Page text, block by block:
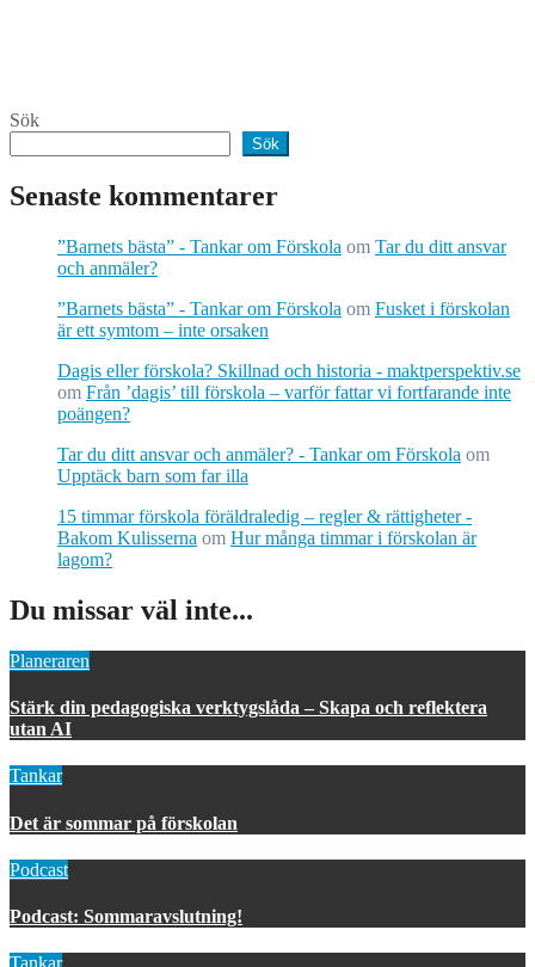
Sök
Sök
Senaste kommentarer
”Barnets bästa” - Tankar om Förskola om Tar du ditt ansvar
och anmäler?
”Barnets bästa” - Tankar om Förskola om Fusket i förskolan
är ett symtom – inte orsaken
Dagis eller förskola? Skillnad och historia - maktperspektiv.se
om Från ’dagis’ till förskola – varför fattar vi fortfarande inte
poängen?
Tar du ditt ansvar och anmäler? - Tankar om Förskola om
Upptäck barn som far illa
15 timmar förskola föräldraledig – regler & rättigheter -
Bakom Kulisserna om Hur många timmar i förskolan är
lagom?
Du missar väl inte...
Planeraren
Stärk din pedagogiska verktygslåda – Skapa och reflektera
utan AI
Tankar
Det är sommar på förskolan
Podcast
Podcast: Sommaravslutning!